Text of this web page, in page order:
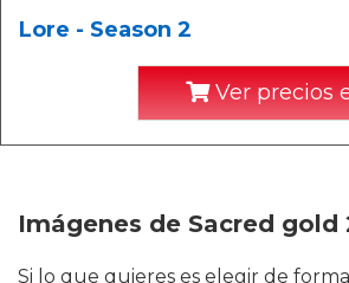
Lore - Season 2
Ver precios
Imágenes de Sacred gold
Si lo que quieres es elegir de